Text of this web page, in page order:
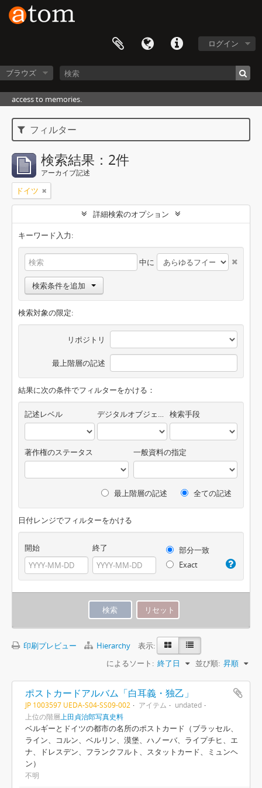
ログイン
ブラウズ
access to memories.
フィルター
検索結果：2件
アーカイブ記述
ドイツ
詳細検索のオプション
キーワード入力:
中に
検索条件を追加
検索対象の限定:
リポジトリ
最上階層の記述
結果に次の条件でフィルターをかける：
記述レベル デジタルオブジェクトの有無 検索手段
著作権のステータス 一般資料の指定
最上階層の記述 全ての記述
日付レンジでフィルターをかける
開始 終了
部分一致
Exact
印刷プレビュー Hierarchy
表示:
によるソート: 終了日 並び順: 昇順
ポストカードアルバム「白耳義・独乙」
JP 1003597 UEDA-S04-SS09-002 アイテム
undated
上位の階層 上田貞治郎写真史料
ベルギーとドイツの都市の名所のポストカード（ブラッセル、
ライン、コルン、ベルリン、漠堡、ハノーバ、ライプチヒ、エ
ナ、ドレスデン、フランクフルト、スタットカード、ミュンヘ
ン）
不明